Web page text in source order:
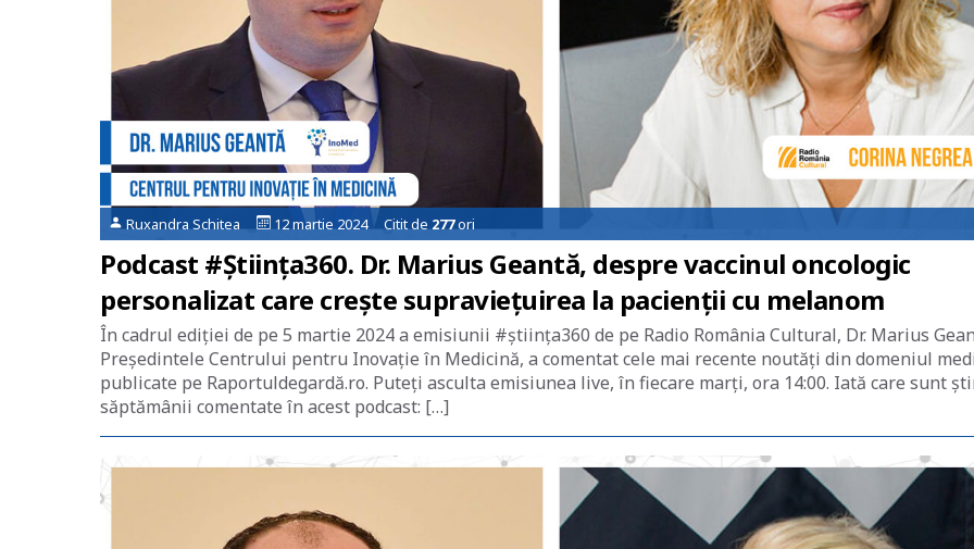
Ruxandra Schitea 12 martie 2024 Citit de 277ori
Podcast #Știința360. Dr. Marius Geantă, despre vaccinul oncologic
personalizat care crește supraviețuirea la pacienții cu melanom
În cadrul ediției de pe 5 martie 2024 a emisiunii #știința360 de pe Radio România Cultural, Dr. Marius
Președintele Centrului pentru Inovație în Medicină, a comentat cele mai recente noutăți din domeniul
publicate pe Raportuldegardă.ro. Puteți asculta emisiunea live, în fiecare marți, ora 14:00. Iată care sunt
săptămânii comentate în acest podcast: […]